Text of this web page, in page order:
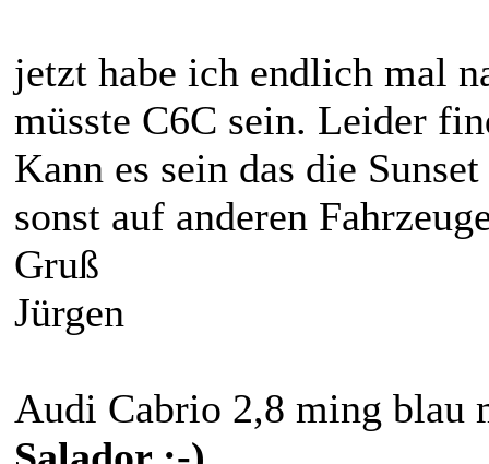
jetzt habe ich endlich mal
müsste C6C sein. Leider
Kann es sein das die
sonst auf anderen
Gruß
Jürgen
Audi Cabrio 2,8 ming